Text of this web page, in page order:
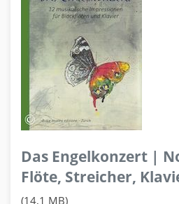
Das Engelkonzert |
Flöte, Streicher,
(14,1 MB)